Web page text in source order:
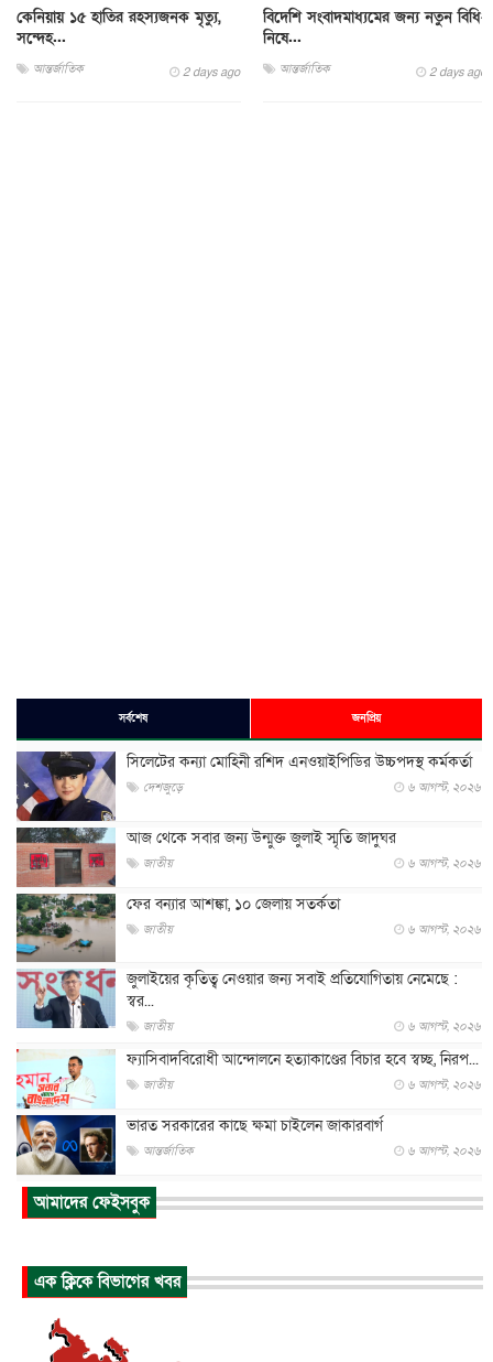
কেনিয়ায় ১৫ হাতির রহস্যজনক মৃত্যু,
সন্দেহ...
আন্তর্জাতিক 2 days ago
বিদেশি সংবাদমাধ্যমের জন্য নতুন বিধি-
নিষে...
আন্তর্জাতিক 2 days ago
সর্বশেষ জনপ্রিয়
সিলেটের কন্যা মোহিনী রশিদ এনওয়াইপিডির উচ্চপদস্থ কর্মকর্তা
দেশজুড়ে ৬ আগস্ট, ২০২৬
আজ থেকে সবার জন্য উন্মুক্ত জুলাই স্মৃতি জাদুঘর
জাতীয় ৬ আগস্ট, ২০২৬
ফের বন্যার আশঙ্কা, ১০ জেলায় সতর্কতা
জাতীয় ৬ আগস্ট, ২০২৬
জুলাইয়ের কৃতিত্ব নেওয়ার জন্য সবাই প্রতিযোগিতায় নেমেছে :
স্বর...
জাতীয় ৬ আগস্ট, ২০২৬
ফ্যাসিবাদবিরোধী আন্দোলনে হত্যাকাণ্ডের বিচার হবে স্বচ্ছ, নিরপ...
জাতীয় ৬ আগস্ট, ২০২৬
ভারত সরকারের কাছে ক্ষমা চাইলেন জাকারবার্গ
আন্তর্জাতিক ৬ আগস্ট, ২০২৬
আকাশে ট্রাম্পের হেলিকপ্টার ও যাত্রীবাহী বিমান মুখোমুখি, তদন্...
আন্তর্জাতিক
আন্তর্জাতিক ৬ আগস্ট, ২০২৬
আমাদের ফেইসবুক
এক ক্লিকে বিভাগের খবর